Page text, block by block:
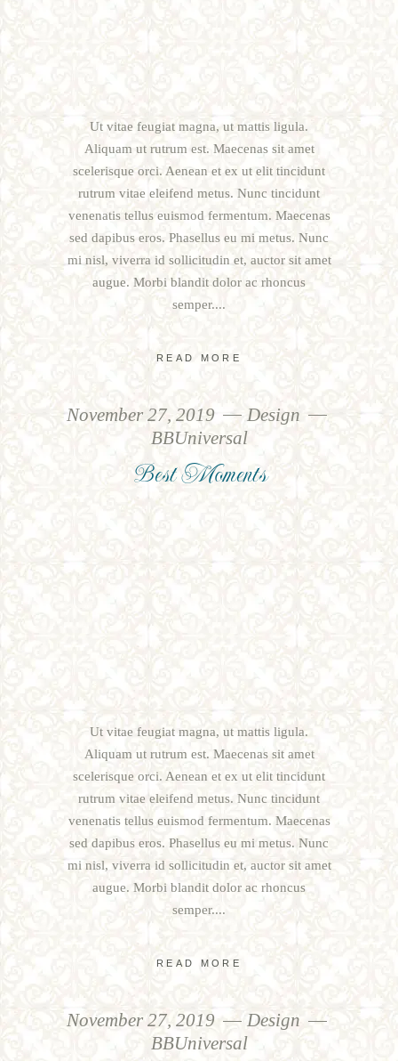
Ut vitae feugiat magna, ut mattis ligula.
Aliquam ut rutrum est. Maecenas sit amet
scelerisque orci. Aenean et ex ut elit tincidunt
rutrum vitae eleifend metus. Nunc tincidunt
venenatis tellus euismod fermentum. Maecenas
sed dapibus eros. Phasellus eu mi metus. Nunc
mi nisl, viverra id sollicitudin et, auctor sit amet
augue. Morbi blandit dolor ac rhoncus
semper.
READ MORE
November 27, 2019
Design
BBUniversal
Best Moments
Ut vitae feugiat magna, ut mattis ligula.
Aliquam ut rutrum est. Maecenas sit amet
scelerisque orci. Aenean et ex ut elit tincidunt
rutrum vitae eleifend metus. Nunc tincidunt
venenatis tellus euismod fermentum. Maecenas
sed dapibus eros. Phasellus eu mi metus. Nunc
mi nisl, viverra id sollicitudin et, auctor sit amet
augue. Morbi blandit dolor ac rhoncus
semper.
READ MORE
November 27, 2019
Design
BBUniversal